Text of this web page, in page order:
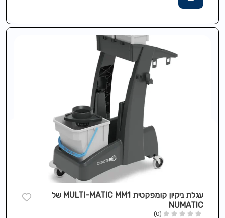
עגלת ניקיון קומפקטית MULTI-MATIC MM1 של
NUMATIC
(0)